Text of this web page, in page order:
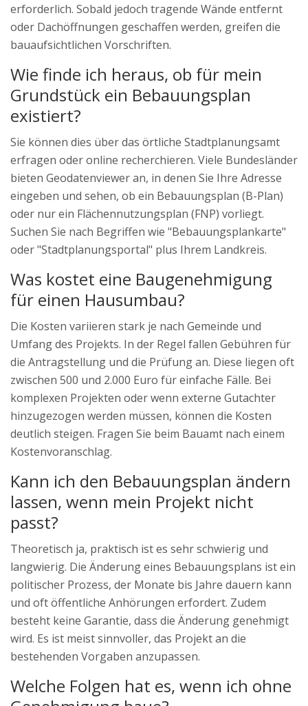
erforderlich. Sobald jedoch tragende Wände entfernt
oder Dachöffnungen geschaffen werden, greifen die
bauaufsichtlichen Vorschriften.
Wie finde ich heraus, ob für mein
Grundstück ein Bebauungsplan
existiert?
Sie können dies über das örtliche Stadtplanungsamt
erfragen oder online recherchieren. Viele Bundesländer
bieten Geodatenviewer an, in denen Sie Ihre Adresse
eingeben und sehen, ob ein Bebauungsplan (B-Plan)
oder nur ein Flächennutzungsplan (FNP) vorliegt.
Suchen Sie nach Begriffen wie "Bebauungsplankarte"
oder "Stadtplanungsportal" plus Ihrem Landkreis.
Was kostet eine Baugenehmigung
für einen Hausumbau?
Die Kosten variieren stark je nach Gemeinde und
Umfang des Projekts. In der Regel fallen Gebühren für
die Antragstellung und die Prüfung an. Diese liegen oft
zwischen 500 und 2.000 Euro für einfache Fälle. Bei
komplexen Projekten oder wenn externe Gutachter
hinzugezogen werden müssen, können die Kosten
deutlich steigen. Fragen Sie beim Bauamt nach einem
Kostenvoranschlag.
Kann ich den Bebauungsplan ändern
lassen, wenn mein Projekt nicht
passt?
Theoretisch ja, praktisch ist es sehr schwierig und
langwierig. Die Änderung eines Bebauungsplans ist ein
politischer Prozess, der Monate bis Jahre dauern kann
und oft öffentliche Anhörungen erfordert. Zudem
besteht keine Garantie, dass die Änderung genehmigt
wird. Es ist meist sinnvoller, das Projekt an die
bestehenden Vorgaben anzupassen.
Welche Folgen hat es, wenn ich ohne